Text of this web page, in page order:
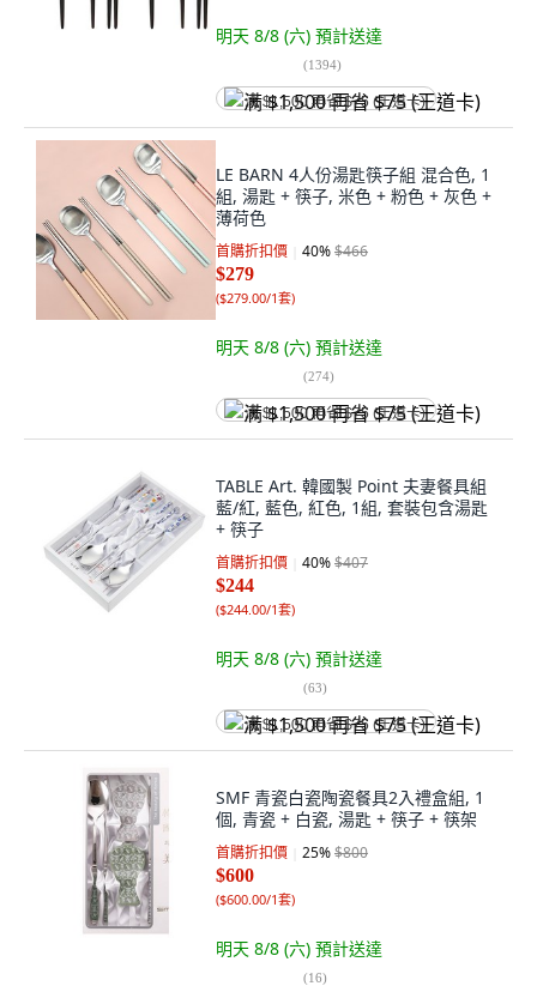
明天 8/8 (六) 預計送達
(1394)
满 $1,500 再省 $75 (王道卡)
LE BARN 4人份湯匙筷子組 混合色, 1
組, 湯匙 + 筷子, 米色 + 粉色 + 灰色 +
薄荷色
首購折扣價 40%$466
$279
($279.00/1套)
明天 8/8 (六) 預計送達
(274)
满 $1,500 再省 $75 (王道卡)
TABLE Art. 韓國製 Point 夫妻餐具組
藍/紅, 藍色, 紅色, 1組, 套裝包含湯匙
+ 筷子
首購折扣價 40%$407
$244
($244.00/1套)
明天 8/8 (六) 預計送達
(63)
满 $1,500 再省 $75 (王道卡)
SMF 青瓷白瓷陶瓷餐具2入禮盒組, 1
個, 青瓷 + 白瓷, 湯匙 + 筷子 + 筷架
首購折扣價 25%$800
$600
($600.00/1套)
明天 8/8 (六) 預計送達
(16)